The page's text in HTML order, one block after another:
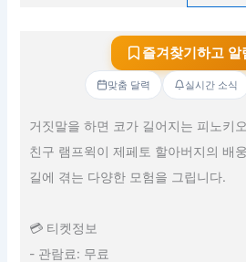
즐겨찾기하고 알
맞춤 달력 실시간 소식
거짓말을 하면 코가 길어지는 피노키
친구 램프윅이 제페토 할아버지의 배
길에 겪는 다양한 모험을 그립니다.
💳 티켓정보
- 관람료: 무료